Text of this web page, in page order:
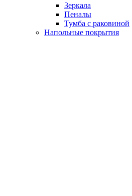
Зеркала
Пеналы
Тумба с раковиной
Напольные покрытия